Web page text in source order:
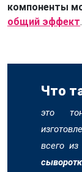
компоненты
общий эффект.
Что
это
всего